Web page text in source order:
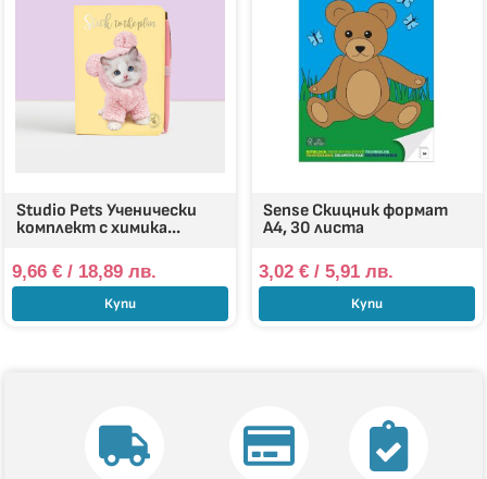
Studio Pets Ученически
комплект с химика...
9,66 €/ 18,89 лв.
Купи
Sense Скицник формат
А4, 30 листа
3,02 €/ 5,91 лв.
Купи